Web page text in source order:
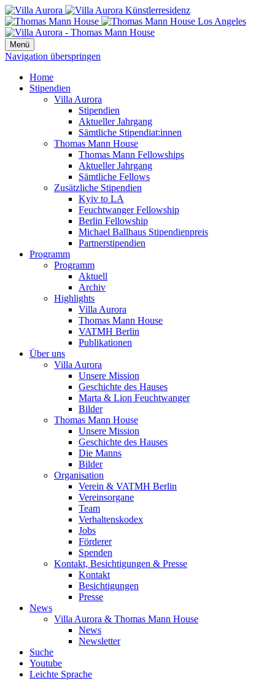
Menü
Navigation überspringen
Home
Stipendien
Villa Aurora
Stipendien
Aktueller Jahrgang
Sämtliche Stipendiat:innen
Thomas Mann House
Thomas Mann Fellowships
Aktueller Jahrgang
Sämtliche Fellows
Zusätzliche Stipendien
Kyiv to LA
Feuchtwanger Fellowship
Berlin Fellowship
Michael Ballhaus Stipendienpreis
Partnerstipendien
Programm
Programm
Aktuell
Archiv
Highlights
Villa Aurora
Thomas Mann House
VATMH Berlin
Publikationen
Über uns
Villa Aurora
Unsere Mission
Geschichte des Hauses
Marta & Lion Feuchtwanger
Bilder
Thomas Mann House
Unsere Mission
Geschichte des Hauses
Die Manns
Bilder
Organisation
Verein & VATMH Berlin
Vereinsorgane
Team
Verhaltenskodex
Jobs
Förderer
Spenden
Kontakt, Besichtigungen & Presse
Kontakt
Besichtigungen
Presse
News
Villa Aurora & Thomas Mann House
News
Newsletter
Suche
Youtube
Leichte Sprache